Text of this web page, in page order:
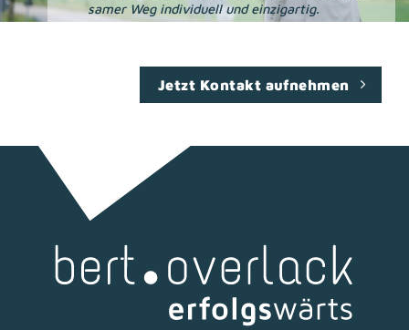
samer Weg individuell und einzigartig.
Jetzt Kontakt aufnehmen